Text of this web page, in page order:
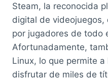
Steam, la reconocida
digital de videojuegos,
por jugadores de todo
Afortunadamente,
Linux, lo que permite
disfrutar de miles de